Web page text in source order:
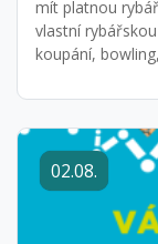
mít platnou
vlastní
koupání,
02.08.